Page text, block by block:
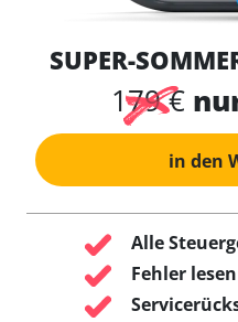
SUPER-
179 €
in den
Alle
Fehler